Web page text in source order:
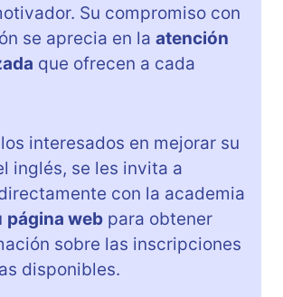
Su compromiso con
se aprecia en la atención
que ofrecen a cada
interesados en mejorar su
inglés, se les invita a
con la academia
página web para obtener
sobre las inscripciones
disponibles.